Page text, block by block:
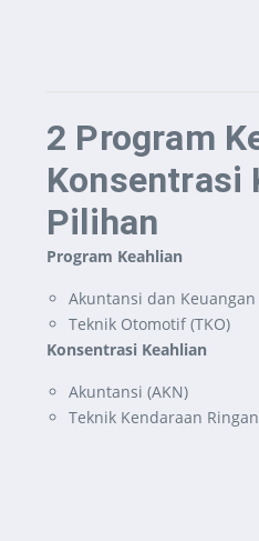
2 Program
Konsentrasi
Pilihan
Program Keahlian
Akuntansi dan Keuangan
Teknik Otomotif (TKO)
Konsentrasi Keahlian
Akuntansi (AKN)
Teknik Kendaraan Ringan